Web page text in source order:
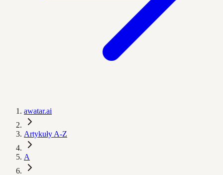
awatar.ai
Artykuły A-Z
A